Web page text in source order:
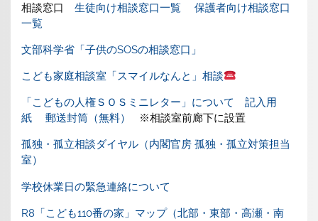
相談窓口生徒向け相談窓口一覧
保護者向け相談窓口
一覧
文部科学省「子供のSOSの相談窓口」
こども家庭相談室「スマイルなんと」相談
「こどもの人権ＳＯＳミニレター」について
記入用
紙
郵送封筒（無料） ※相談室前廊下に設置
孤独・孤立相談ダイヤル（内閣官房 孤独・孤立対策担当
室）
学校休業日の緊急連絡について
R8「こども110番の家」マップ（北部・東部・高瀬・南